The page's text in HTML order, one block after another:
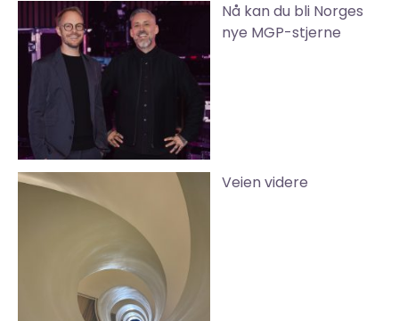
Nå kan du bli Norges
nye MGP-stjerne
Veien videre